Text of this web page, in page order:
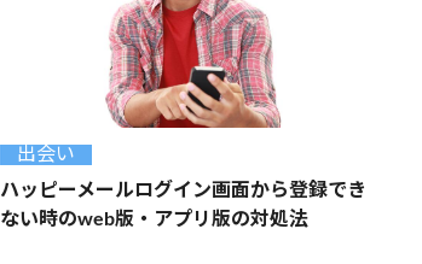
出会い
ハッピーメールログイン画面から登録でき
ない時のweb版・アプリ版の対処法